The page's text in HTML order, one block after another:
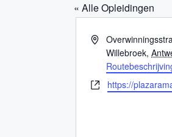
« Alle Opleidingen
Adres
Willebroek,
Websitehttps://